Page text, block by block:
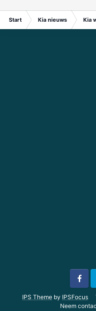
Start Kia nieuws Kia
IPS Theme by IPSFocus
Neem